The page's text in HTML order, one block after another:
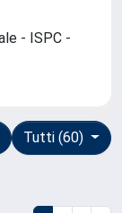
- ISPC -
Tutti (60)